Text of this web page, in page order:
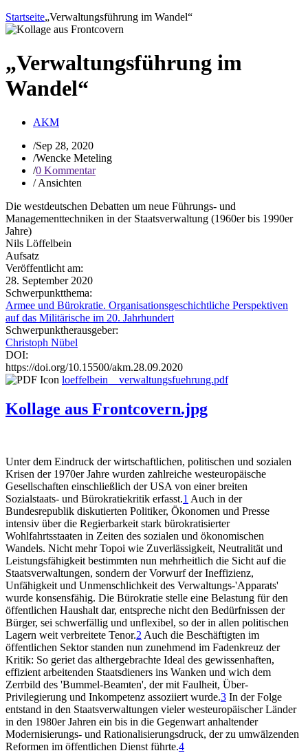
Startseite„Verwaltungsführung im Wandel“
„Verwaltungsführung im
Wandel“
AKM
/Sep 28, 2020
/Wencke Meteling
/0 Kommentar
/Ansichten
Die westdeutschen Debatten um neue Führungs- und
Managementtechniken in der Staatsverwaltung (1960er bis 1990er
Jahre)
Nils Löffelbein
Aufsatz
Veröffentlicht am:
28. September 2020
Schwerpunktthema:
Armee und Bürokratie. Organisationsgeschichtliche Perspektiven
auf das Militärische im 20. Jahrhundert
Schwerpunktherausgeber:
Christoph Nübel
DOI:
https://doi.org/10.15500/akm.28.09.2020
loeffelbein__verwaltungsfuehrung.pdf
Kollage aus Frontcovern.jpg
Unter dem Eindruck der wirtschaftlichen, politischen und sozialen
Krisen der 1970er Jahre wurden zahlreiche westeuropäische
Gesellschaften einschließlich der USA von einer breiten
Sozialstaats- und Bürokratiekritik erfasst.1 Auch in der
Bundesrepublik diskutierten Politiker, Ökonomen und Presse
intensiv über die Regierbarkeit stark bürokratisierter
Wohlfahrtsstaaten in Zeiten des sozialen und ökonomischen
Wandels. Nicht mehr Topoi wie Zuverlässigkeit, Neutralität und
Leistungsfähigkeit bestimmten nun mehrheitlich die Sicht auf die
Staatsverwaltungen, sondern der Vorwurf der Ineffizienz,
Unfähigkeit und Unmenschlichkeit des Verwaltungs-'Apparats'
wurde konsensfähig. Die Bürokratie stelle eine Belastung für den
öffentlichen Haushalt dar, entspreche nicht den Bedürfnissen der
Bürger, sei schwerfällig und unflexibel, so der in allen politischen
Lagern weit verbreitete Tenor.2 Auch die Beschäftigten im
öffentlichen Sektor standen nun zunehmend im Fadenkreuz der
Kritik: So geriet das althergebrachte Ideal des gewissenhaften,
effizient arbeitenden Staatsdieners ins Wanken und wich dem
Zerrbild des 'Bummel-Beamten', der mit Faulheit, Über-
Privilegierung und Inkompetenz assoziiert wurde.3 In der Folge
entstand in den Staatsverwaltungen vieler westeuropäischer Länder
in den 1980er Jahren ein bis in die Gegenwart anhaltender
Modernisierungs- und Rationalisierungsdruck, der zu umwälzenden
Reformen im öffentlichen Dienst führte.4